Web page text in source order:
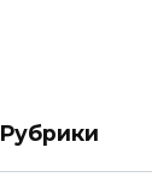
Рубрики